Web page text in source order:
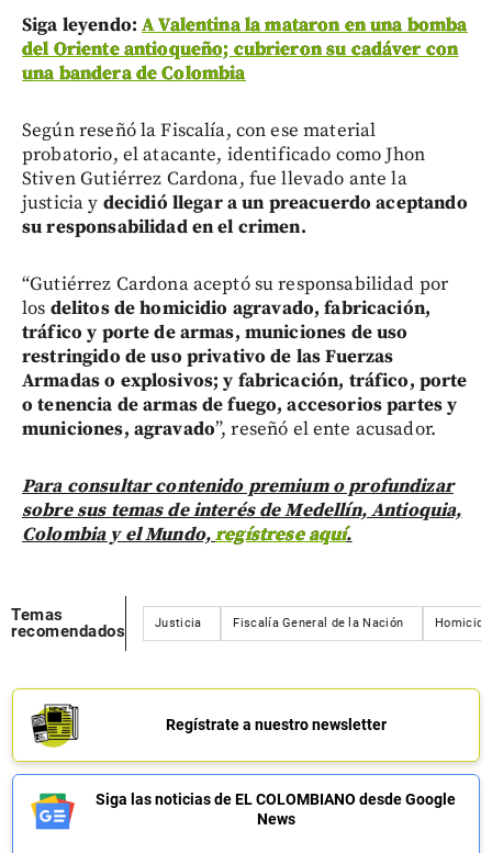
Siga leyendo:A Valentina la mataron en una bomba
del Oriente antioqueño; cubrieron su cadáver con
una bandera de Colombia
Según reseñó la Fiscalía, con ese material
probatorio, el atacante, identificado como Jhon
Stiven Gutiérrez Cardona, fue llevado ante la
justicia y decidió llegar a un preacuerdo aceptando
su responsabilidad en el crimen.
“Gutiérrez Cardona aceptó su responsabilidad por
los delitos de homicidio agravado, fabricación,
tráfico y porte de armas, municiones de uso
restringido de uso privativo de las Fuerzas
Armadas o explosivos; y fabricación, tráfico, porte
o tenencia de armas de fuego, accesorios partes y
municiones, agravado”, reseñó el ente acusador.
Para consultar contenido premium o profundizar
sobre sus temas de interés de Medellín, Antioquia,
Colombia y el Mundo,regístrese aquí.
Temas
recomendados
Justicia Fiscalía General de la Nación
Regístrate a nuestro newsletter
Siga las noticias de EL COLOMBIANO desde Google
News